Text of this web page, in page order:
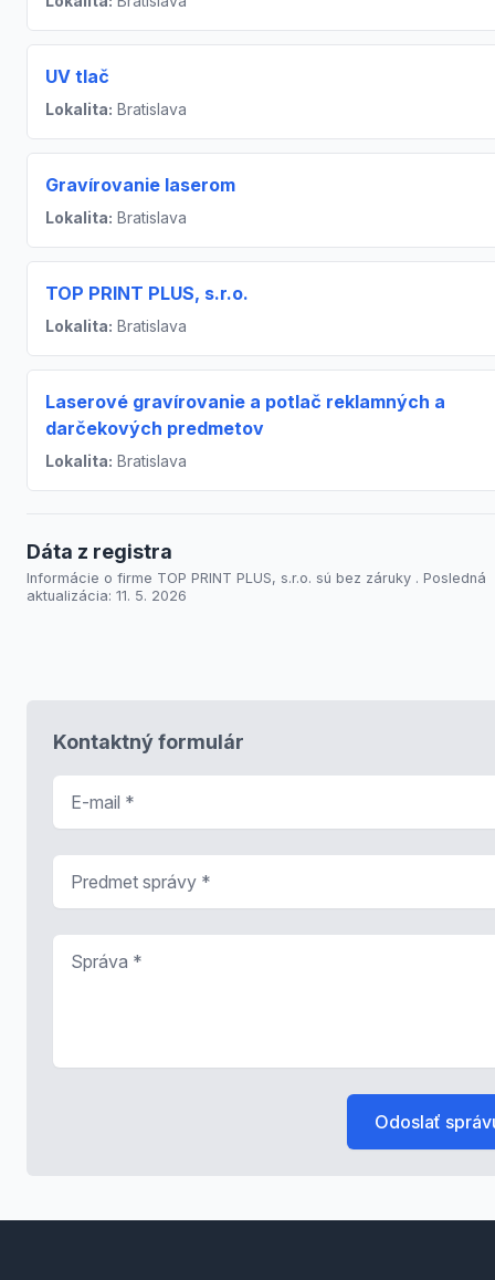
UV tlač
Lokalita: Bratislava
Gravírovanie laserom
Lokalita: Bratislava
TOP PRINT PLUS, s.r.o.
Lokalita: Bratislava
Laserové gravírovanie a potlač reklamných a
darčekových predmetov
Lokalita: Bratislava
Dáta z registra
Informácie o firme TOP PRINT PLUS, s.r.o. sú bez záruky . Posledná
aktualizácia: 11. 5. 2026
Kontaktný formulár
Odoslať